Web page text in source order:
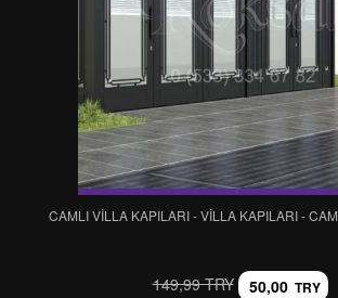
CAMLI VİLLA KAPILARI - VİLLA KAPILARI -
149,99 TRY 50,00 TRY